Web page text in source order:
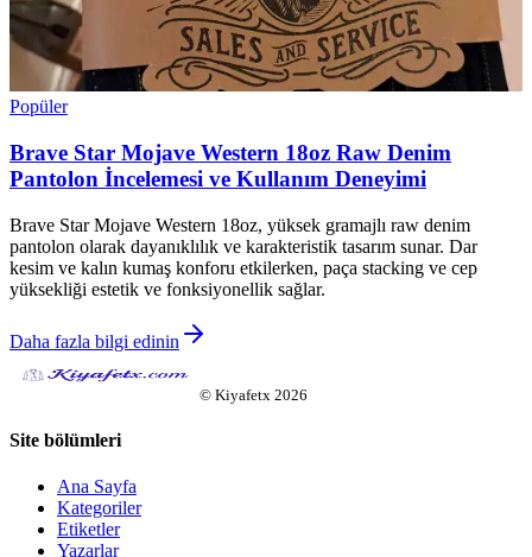
Popüler
Brave Star Mojave Western 18oz Raw Denim
Pantolon İncelemesi ve Kullanım Deneyimi
Brave Star Mojave Western 18oz, yüksek gramajlı raw denim
pantolon olarak dayanıklılık ve karakteristik tasarım sunar. Dar
kesim ve kalın kumaş konforu etkilerken, paça stacking ve cep
yüksekliği estetik ve fonksiyonellik sağlar.
Daha fazla bilgi edinin
© Kiyafetx 2026
Site bölümleri
Ana Sayfa
Kategoriler
Etiketler
Yazarlar